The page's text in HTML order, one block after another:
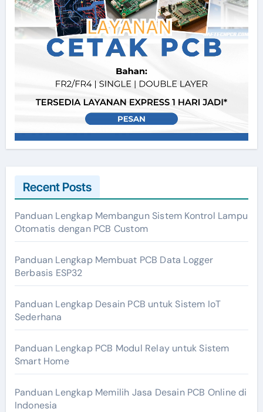
Recent Posts
Panduan Lengkap Membangun Sistem Kontrol Lampu
Otomatis dengan PCB Custom
Panduan Lengkap Membuat PCB Data Logger
Berbasis ESP32
Panduan Lengkap Desain PCB untuk Sistem IoT
Sederhana
Panduan Lengkap PCB Modul Relay untuk Sistem
Smart Home
Panduan Lengkap Memilih Jasa Desain PCB Online di
Indonesia